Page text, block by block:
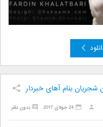
بنام آهای خبردار
بدون نظر 24 جولای 2017